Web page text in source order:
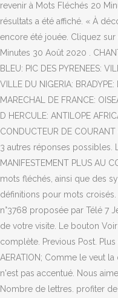
revenir à Mots Fléchés 20
résultats a été affiché. « À
encore été jouée. Cliquez
Minutes 30 Août 2020 .
BLEU: PIC DES PYRENEES:
VILLE DU NIGERIA:
MARECHAL DE FRANCE:
D HERCULE: ANTILOPE
CONDUCTEUR DE
3 autres réponses possibles.
MANIFESTEMENT PLUS AU
mots fléchés, ainsi que des
définitions pour mots
n°3768 proposée par Télé 7
de votre visite. Le bouton
complète. Previous Post.
AERATION; Comme le veut
n'est pas accentué. Nous
Nombre de lettres. profiter